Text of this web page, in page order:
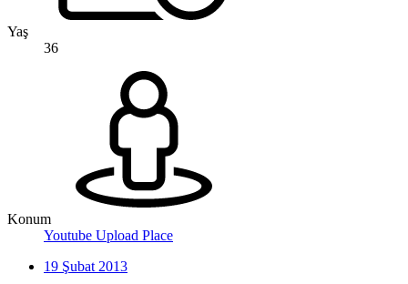
Yaş
36
Konum
Youtube Upload Place
19 Şubat 2013